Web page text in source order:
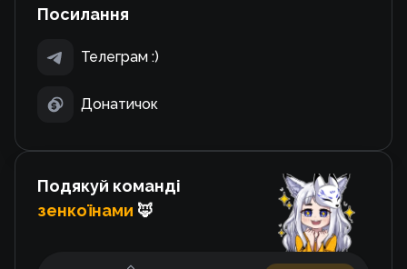
Посилання
Телеграм :)
Донатичок
Подякуй команді
зенкоїнами 🦊